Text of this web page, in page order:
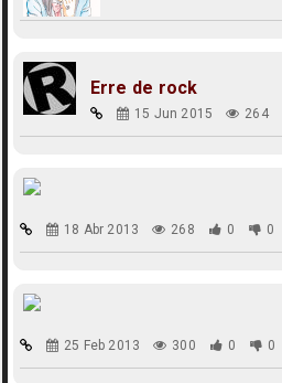
Erre de rock
15 Jun 2015 264
18 Abr 2013 268 0 0
25 Feb 2013 300 0 0